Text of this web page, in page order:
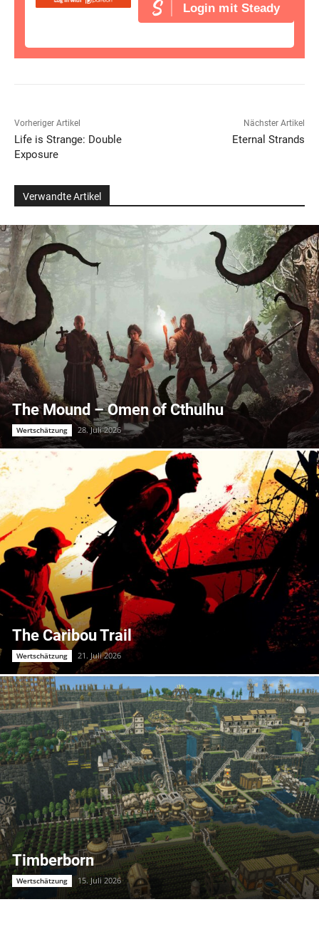
Login mit Steady
Vorheriger Artikel
Life is Strange: Double
Exposure
Nächster Artikel
Eternal Strands
Verwandte Artikel
The Mound – Omen of Cthulhu
Wertschätzung 28. Juli 2026
The Caribou Trail
Wertschätzung 21. Juli 2026
Timberborn
Wertschätzung 15. Juli 2026